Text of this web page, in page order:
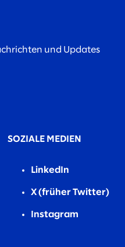
und Updates
SOZIALE MEDIEN
LinkedIn
X (früher Twitter)
Instagram